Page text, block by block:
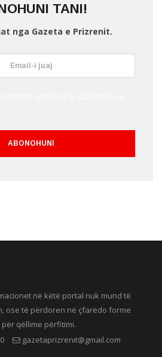
TANI!
nga Gazeta e Prizrenit.
në këtë portal nuk mund të
ose të përdoren në çfarëdo forme
qëllime përfitimi.
gazetaprizrenit@gmail.com